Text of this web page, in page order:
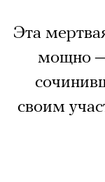
Эта
мощно
своим